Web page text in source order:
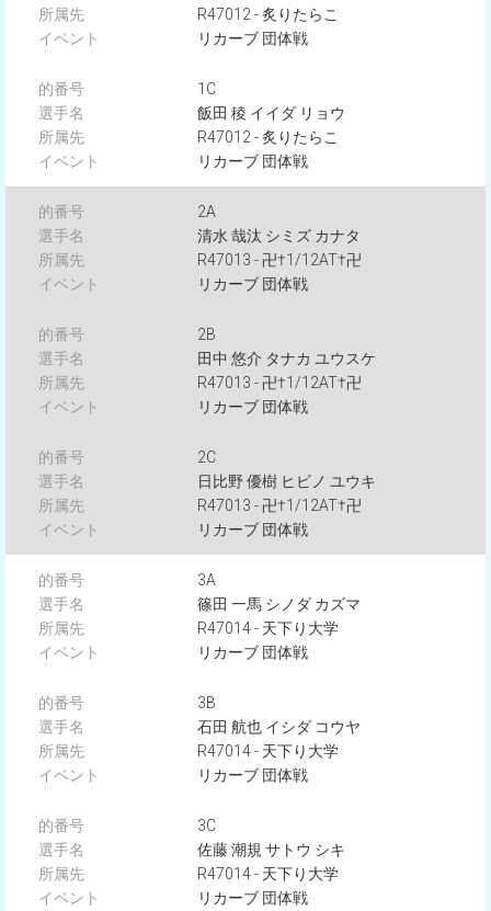
R47012 - 炙りたらこ
リカーブ 団体戦
1C
飯田 稜 イイダ リョウ
R47012 - 炙りたらこ
リカーブ 団体戦
2A
清水 哉汰 シミズ カナタ
R47013 - 卍†1/12AT†卍
リカーブ 団体戦
2B
田中 悠介 タナカ ユウスケ
R47013 - 卍†1/12AT†卍
リカーブ 団体戦
2C
日比野 優樹 ヒビノ ユウキ
R47013 - 卍†1/12AT†卍
リカーブ 団体戦
3A
篠田 一馬 シノダ カズマ
R47014 - 天下り大学
リカーブ 団体戦
3B
石田 航也 イシダ コウヤ
R47014 - 天下り大学
リカーブ 団体戦
3C
佐藤 潮規 サトウ シキ
R47014 - 天下り大学
リカーブ 団体戦